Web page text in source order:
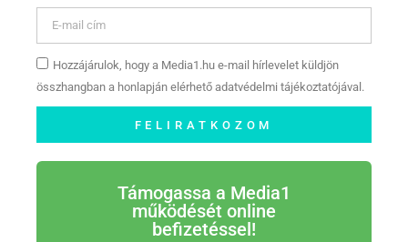
Hozzájárulok, hogy a Media1.hu e-mail hírlevelet küldjön
összhangban a honlapján elérhető adatvédelmi tájékoztatójával.
FELIRATKOZOM
Támogassa a Media1
működését online
befizetéssel!